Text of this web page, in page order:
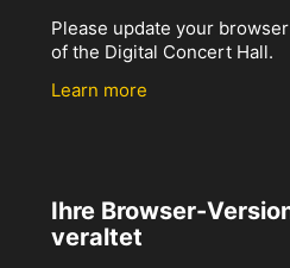
Please update your
of the Digital Concert Hall.
Learn more
Ihre Browser-
veraltet